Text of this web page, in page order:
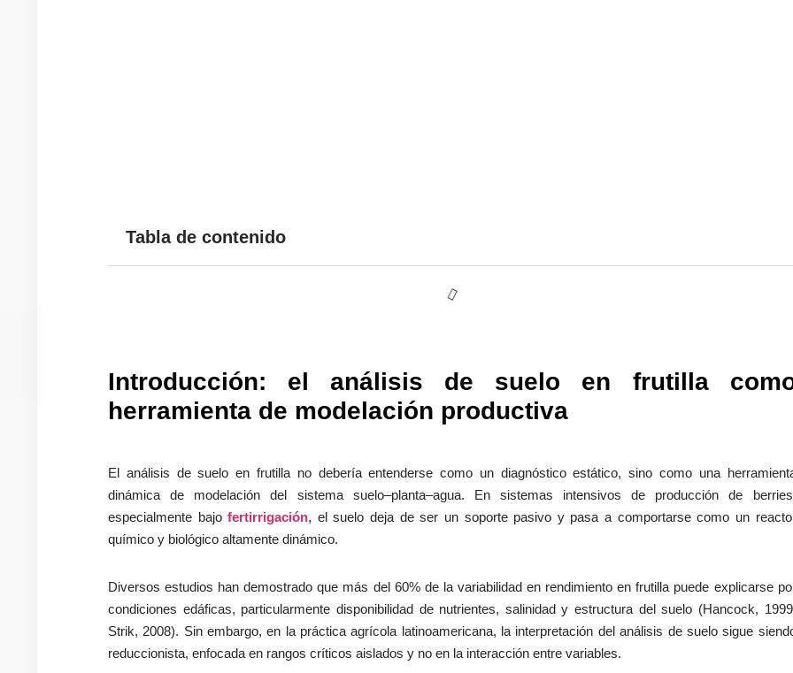
Tabla de contenido
Introducción: el análisis de suelo en frutilla
herramienta de modelación productiva
El análisis de suelo en frutilla no debería entenderse como un diagnóstico estático, sino como una
dinámica de modelación del sistema suelo–planta–agua. En sistemas intensivos de producción de
especialmente bajofertirrigación, el suelo deja de ser un soporte pasivo y pasa a comportarse como un
químico y biológico altamente dinámico.
Diversos estudios han demostrado que más del 60% de la variabilidad en rendimiento en frutilla puede explicarse
condiciones edáficas, particularmente disponibilidad de nutrientes, salinidad y estructura del suelo (Hancock,
Strik, 2008). Sin embargo, en la práctica agrícola latinoamericana, la interpretación del análisis de suelo sigue
reduccionista, enfocada en rangos críticos aislados y no en la interacción entre variables.